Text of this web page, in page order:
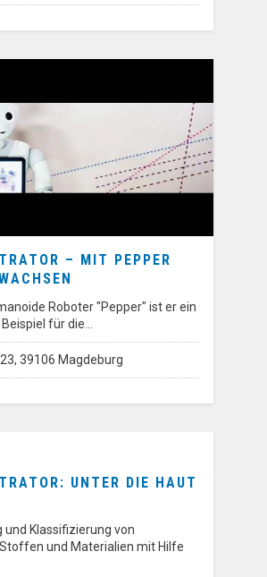
– MIT PEPPER
Roboter "Pepper" ist er ein
für die…
39106 Magdeburg
UNTER DIE HAUT
und Klassifizierung von
und Materialien mit Hilfe